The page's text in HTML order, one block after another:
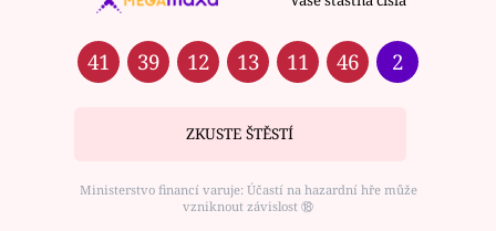
41 39 12 13 11 46 2
ZKUSTE ŠTĚSTÍ
Ministerstvo financí varuje: Účastí na hazardní hře může
vzniknout závislost ⑱